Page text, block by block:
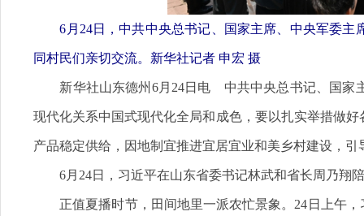
6月24日，中共中央总书记、国家主席、中央军委主
同村民们亲切交流。新华社记者 申宏 摄
新华社山东德州6月24日电 中共中央总书记、国家
现代化关系中国式现代化全局和成色，要以扎实举措做
产品稳定供给，因地制宜推进宜居宜业和美乡村建设，
6月24日，习近平在山东省委书记林武和省长周乃翔
正值夏播时节，田间地里一派农忙景象。24日上午，